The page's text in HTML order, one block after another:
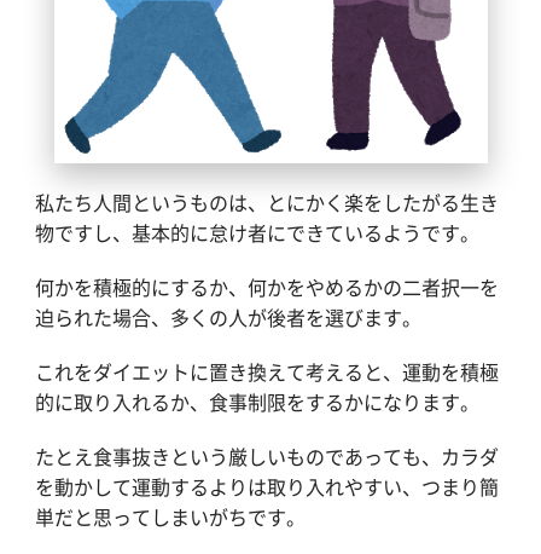
私たち人間というものは、とにかく楽をしたがる生き
物ですし、基本的に怠け者にできているようです。
何かを積極的にするか、何かをやめるかの二者択一を
迫られた場合、多くの人が後者を選びます。
これをダイエットに置き換えて考えると、運動を積極
的に取り入れるか、食事制限をするかになります。
たとえ食事抜きという厳しいものであっても、カラダ
を動かして運動するよりは取り入れやすい、つまり簡
単だと思ってしまいがちです。